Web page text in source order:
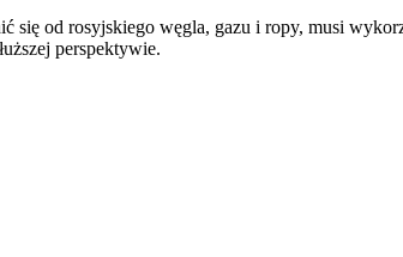
się od rosyjskiego węgla, gazu i ropy, musi
perspektywie.